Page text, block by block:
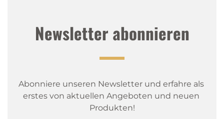
Newsletter abonnieren
Abonniere unseren Newsletter und erfahre als
erstes von aktuellen Angeboten und neuen
Produkten!